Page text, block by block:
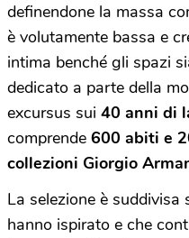
definendone la massa
è volutamente bassa e
intima benché gli spazi
dedicato a parte della
excursus sui 40 anni di
comprende 600 abiti e
collezioni Giorgio
La selezione è
hanno ispirato e che